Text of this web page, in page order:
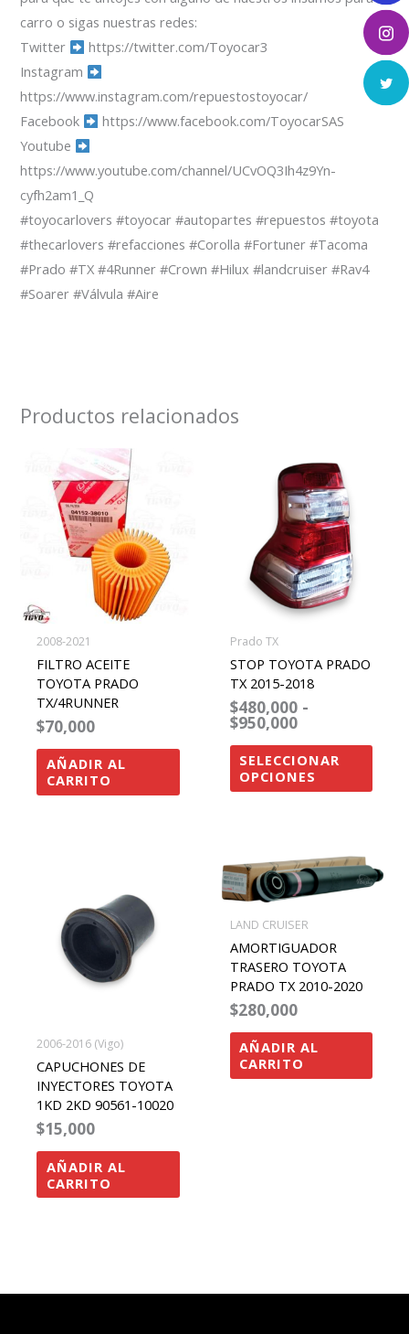
carro o sigas nuestras redes:
Twitter
https://twitter.com/Toyocar3
Instagram
https://www.instagram.com/repuestostoyocar/
Facebook
https://www.facebook.com/ToyocarSAS
Youtube
https://www.youtube.com/channel/UCvOQ3Ih4z9Yn-
cyfh2am1_Q
#toyocarlovers #toyocar #autopartes #repuestos #toyota
#thecarlovers #refacciones #Corolla #Fortuner #Tacoma
#Prado #TX #4Runner #Crown #Hilux #landcruiser #Rav4
#Soarer #Válvula #Aire
Productos relacionados
2008-2021
FILTRO ACEITE
TOYOTA PRADO
TX/4RUNNER
$70,000
AÑADIR AL
CARRITO
Prado TX
STOP TOYOTA PRADO
TX 2015-2018
$480,000 -
$950,000
de
precios:
desde
$480,000
hasta
$950,000
SELECCIONAR
OPCIONES
2006-2016 (Vigo)
CAPUCHONES DE
INYECTORES TOYOTA
1KD 2KD 90561-10020
$15,000
AÑADIR AL
CARRITO
LAND CRUISER
AMORTIGUADOR
TRASERO TOYOTA
PRADO TX 2010-2020
$280,000
AÑADIR AL
CARRITO